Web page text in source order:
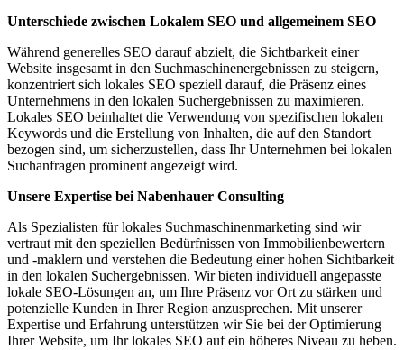
Unterschiede zwischen Lokalem SEO und allgemeinem SEO
Während generelles SEO darauf abzielt, die Sichtbarkeit einer
Website insgesamt in den Suchmaschinenergebnissen zu steigern,
konzentriert sich lokales SEO speziell darauf, die Präsenz eines
Unternehmens in den lokalen Suchergebnissen zu maximieren.
Lokales SEO beinhaltet die Verwendung von spezifischen lokalen
Keywords und die Erstellung von Inhalten, die auf den Standort
bezogen sind, um sicherzustellen, dass Ihr Unternehmen bei lokalen
Suchanfragen prominent angezeigt wird.
Unsere Expertise bei Nabenhauer Consulting
Als Spezialisten für lokales Suchmaschinenmarketing sind wir
vertraut mit den speziellen Bedürfnissen von Immobilienbewertern
und -maklern und verstehen die Bedeutung einer hohen Sichtbarkeit
in den lokalen Suchergebnissen. Wir bieten individuell angepasste
lokale SEO-Lösungen an, um Ihre Präsenz vor Ort zu stärken und
potenzielle Kunden in Ihrer Region anzusprechen. Mit unserer
Expertise und Erfahrung unterstützen wir Sie bei der Optimierung
Ihrer Website, um Ihr lokales SEO auf ein höheres Niveau zu heben.